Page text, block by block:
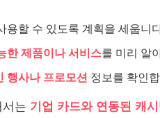
용할 수 있도록 계획을 세웁니
한 제품이나 서비스를 미리 알
행사나 프로모션 정보를 확인
는 기업 카드와 연동된 캐